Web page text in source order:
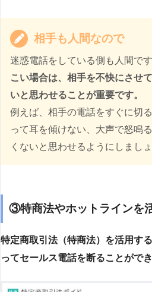
相手も人間なので
迷惑電話をしている側も人間です
こい場合は、相手を不快にさせ
いと思わせることが重要です。
例えば、相手の電話をすぐに切
って耳を傾けない、大声で怒鳴
くないと思わせるようにしましょ
③特商法やホットラインを
特定商取引法（特商法）を活用す
ってセールス電話を断ることができ